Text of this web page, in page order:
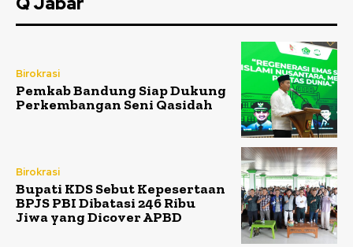
Birokrasi
Pemkab Bandung Siap Dukung
Perkembangan Seni Qasidah
Birokrasi
Bupati KDS Sebut Kepesertaan
BPJS PBI Dibatasi 246 Ribu
Jiwa yang Dicover APBD